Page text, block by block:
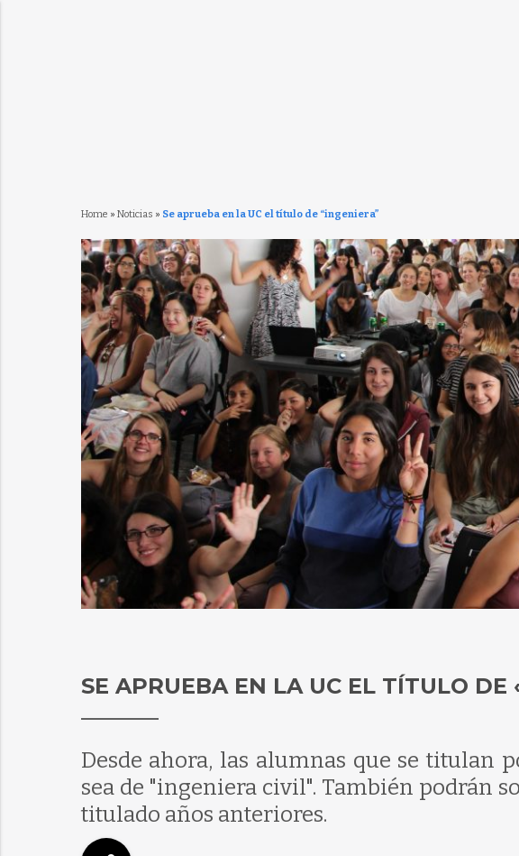
Home » Noticias » Se aprueba en la UC el título de “ingeniera”
SE APRUEBA EN LA UC EL TÍTULO DE
Desde ahora, las alumnas que se titulan
sea de "ingeniera civil". También podrán
titulado años anteriores.